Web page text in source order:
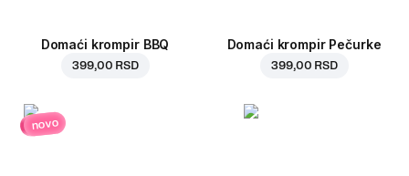
Domaći krompir BBQ
399,00 RSD
Domaći krompir Pečurke
399,00 RSD
novo